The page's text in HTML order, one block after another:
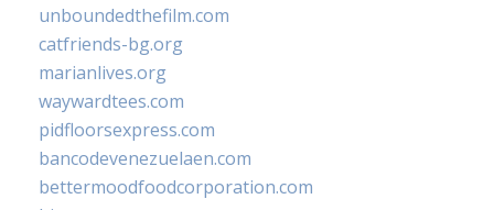
unboundedthefilm.com
catfriends-bg.org
marianlives.org
waywardtees.com
pidfloorsexpress.com
bancodevenezuelaen.com
bettermoodfoodcorporation.com